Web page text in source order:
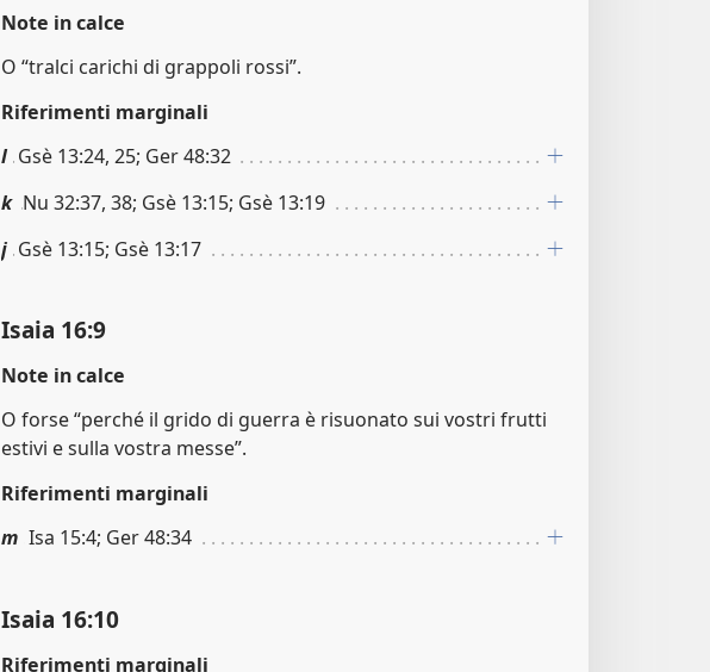
Note in calce
O “tralci carichi di grappoli rossi”.
Riferimenti marginali
l Gsè 13:24, 25; Ger 48:32
k Nu 32:37, 38; Gsè 13:15; Gsè 13:19
j Gsè 13:15; Gsè 13:17
Isaia 16:9
Note in calce
O forse “perché il grido di guerra è risuonato sui vostri frutti
estivi e sulla vostra messe”.
Riferimenti marginali
m Isa 15:4; Ger 48:34
Isaia 16:10
Riferimenti marginali